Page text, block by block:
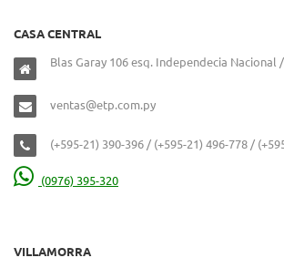
CASA CENTRAL
Blas Garay 106 esq. Independecia Nacional
ventas@etp.com.py
(+595-21) 390-396 / (+595-21) 496-778 /
(0976) 395-320
VILLAMORRA